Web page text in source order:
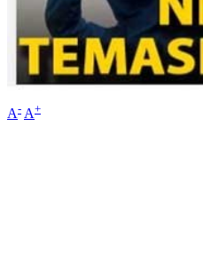
A- A+